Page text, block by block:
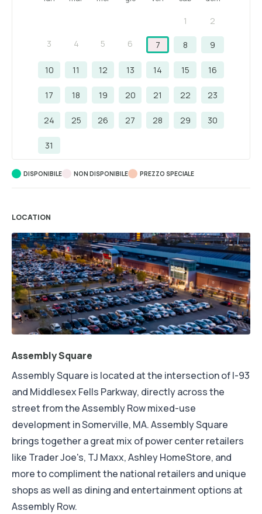
1 2
3 4 5 6 7 8 9
10 11 12 13 14 15 16
17 18 19 20 21 22 23
24 25 26 27 28 29 30
31
DISPONIBILE NON DISPONIBILE PREZZO SPECIALE
LOCATION
Assembly Square
Assembly Square is located at the intersection of I-93
and Middlesex Fells Parkway, directly across the
street from the Assembly Row mixed-use
development in Somerville, MA. Assembly Square
brings together a great mix of power center retailers
like Trader Joe's, TJ Maxx, Ashley HomeStore, and
more to compliment the national retailers and unique
shops as well as dining and entertainment options at
Assembly Row.